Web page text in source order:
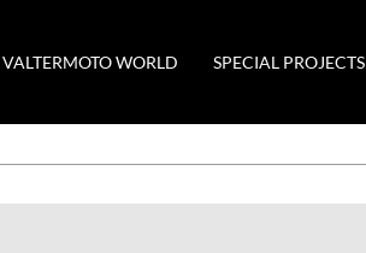
VALTERMOTO WORLD SPECIAL PROJECTS